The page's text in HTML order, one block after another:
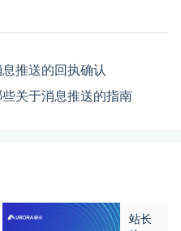
推送的回执确认
关于消息推送的指南
站长